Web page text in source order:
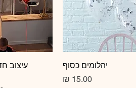
תצוגה מהירהיהלומים כסוף
מחיר‏15.00 ‏₪
עיצוב